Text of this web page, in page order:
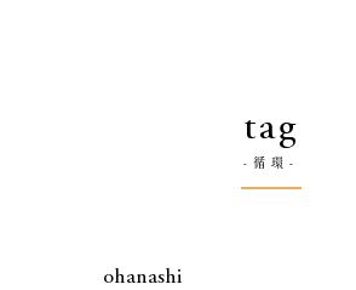
tag
-循環-
ohanashi